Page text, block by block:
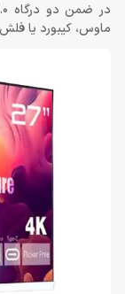
ماوس، کیبورد یا